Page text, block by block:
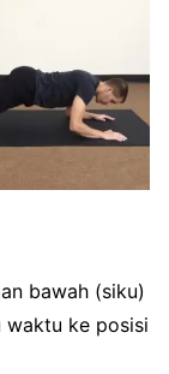
bawah (siku)
waktu ke posisi